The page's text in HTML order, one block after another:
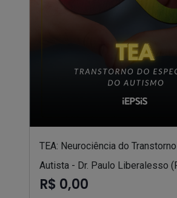
TEA: Neurociência do
Autista - Dr. Paulo Liberalesso
R$ 0,00